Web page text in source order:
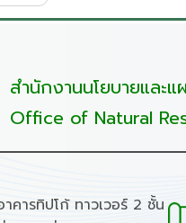
สำนักงานนโยบายและ
Office of Natural
าคารทิปโก้ ทาวเวอร์ 2 ชั้น